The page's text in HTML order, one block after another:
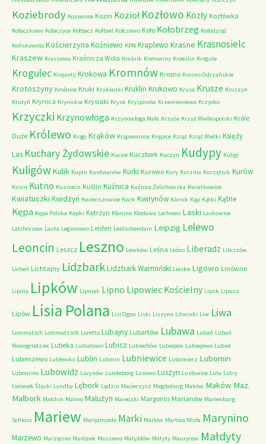
Koziebrody Kozienice Kozin Kozioł Kozłowo Kozły Kozłówka
Kołaczkowo Kołaczyce Kołbacz Kołbiel Kołczewo Koło Kołobrzeg Kołodziąż
Końskowola Kościerzyna Koźniewo KPN Kraplewo Krasne Krasnosielc
Kraszew Kraszewo Kraśnicza Wola Kraśnik Kretowiny Kroeslin Krogule
Krogulec Krojanty Krokowa Kromnów Krosno Krosno Odrzańskie
Krotoszyny Krośnice Kruki Kruklanki Kruklin Krukowo Krusa Krusze Kruszyn
Krutyń Krynica Krynickie Krysiaki Krysk Kryspinów Krzemieniewo Krzycko
Krzyczki Krzynowłoga Krzynowłoga Mała Krzyże Krzyż Wielkopolski Króle
Duże Królewo Krągi Krąków Krąpiewnice Krępice Książ Książ Wielki Księży
Las Kuchary Żydowskie Kucice Kuczbork Kuczyn Kudypy Kuligi
KuligówKulik Kupin Kurdwanów Kurki Kurowo Kury Kurznia Kurzętnik Kurów
Kusin Kutno Kuznocin Kuślin Kuźnica Kuźnica Żelichowska Kwiatkowice
Kwiatuszki Kwidzyń Kwieciszowice Kwik Kwirynów Kórnik Kąp Kątki Kątne
Kępa Kępa Polska Kępki Kętrzyn Kłanino Kłodawa Lachowo Laski Laskowice
Latchorzew Lauta Legionowo Leiden Leidschendam Leipzig Lelewo
Leoncin Leszcz Leszno Lewków Leśna Leśno Liberadz Libiszów
Licheń Lichtajny LidzbarkLidzbark Warmiński Lieske Ligowo Linówno
Lipiny Lipków Lipniak Lipno Lipowiec Kościelny Lipsk Lipusz
Lipów Lisia Polana Lisi Ogon Liski Liszyno Litwinki Liw Liwa
Lommatsch Lommatzsch Loretto Lubajny Lubartów Lubawa Lubań Lubań
Nowogrodziec Lubeka Lubiatowo Lubicz Lubiechów Lubiejew Lubiejewo Lubiel
Lubieszewo Lublewko Lublin Lubmin Lubniewice Lubomierz Lubomin
Lubomino Lubowidz Lucynów Lundeborg Lusowo Luszyn Lusławice Luta Lutry
Lwówek Śląski Lyndby Lębork Lędzin Macierzysz Magdeburg Maków Maków Maz.
Malbork Malchin Malmo Malużyn Mareczki Margonin Marianów Marienburg
Schloss Mariew Marijampole Marki Marlow Martwa Wisła Marynino
Marzewo Marzęcino Marózek Maszewo Matyldów Matyty Maurycew Małdyty